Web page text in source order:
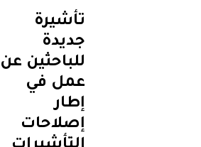
تأشيرة
جديدة
للباحثين عن
عمل في
إطار
إصلاحات